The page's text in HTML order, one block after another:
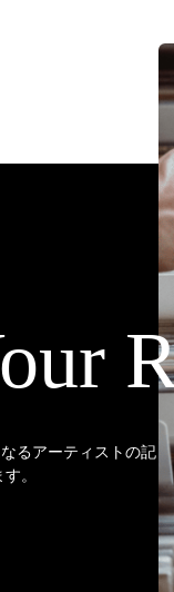
るアーティストの記
。